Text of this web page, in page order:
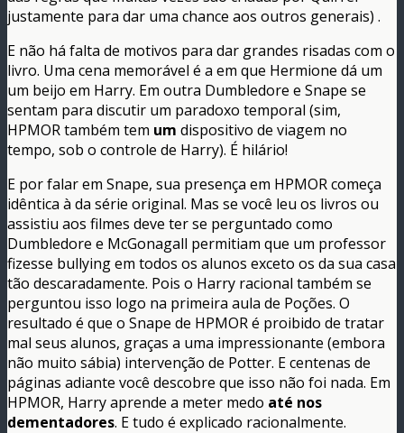
justamente para dar uma chance aos outros generais) .
E não há falta de motivos para dar grandes risadas com o
livro. Uma cena memorável é a em que Hermione dá um
um beijo em Harry. Em outra Dumbledore e Snape se
sentam para discutir um paradoxo temporal (sim,
HPMOR também tem um dispositivo de viagem no
tempo, sob o controle de Harry). É hilário!
E por falar em Snape, sua presença em HPMOR começa
idêntica à da série original. Mas se você leu os livros ou
assistiu aos filmes deve ter se perguntado como
Dumbledore e McGonagall permitiam que um professor
fizesse bullying em todos os alunos exceto os da sua casa
tão descaradamente. Pois o Harry racional também se
perguntou isso logo na primeira aula de Poções. O
resultado é que o Snape de HPMOR é proibido de tratar
mal seus alunos, graças a uma impressionante (embora
não muito sábia) intervenção de Potter. E centenas de
páginas adiante você descobre que isso não foi nada. Em
HPMOR, Harry aprende a meter medo até nos
dementadores. E tudo é explicado racionalmente.